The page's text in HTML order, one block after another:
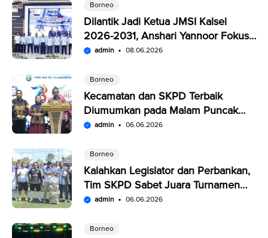
Borneo
Dilantik Jadi Ketua JMSI Kalsel
2026-2031, Anshari Yannoor Fokus
Verifikasi Perusahaan Pers
admin 08.06.2026
Borneo
Kecamatan dan SKPD Terbaik
Diumumkan pada Malam Puncak
Penutupan Expo Saijaan Kotabaru
admin 06.06.2026
Borneo
Kalahkan Legislator dan Perbankan,
Tim SKPD Sabet Juara Turnamen
Segitiga Kotabaru
admin 06.06.2026
Borneo